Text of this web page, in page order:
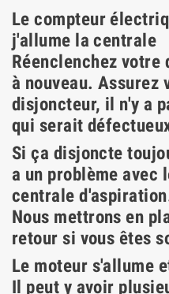
Le compteur
j'allume la centrale
Réenclenchez votre
à nouveau. Assurez
disjoncteur, il n'y a
qui serait
Si ça disjoncte
a un problème avec
centrale
Nous mettrons en
retour si vous êtes
Le moteur s'allume
Il peut y avoir